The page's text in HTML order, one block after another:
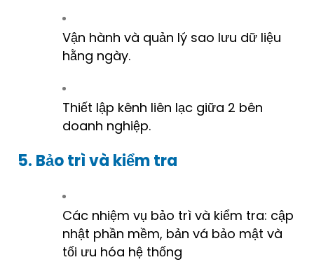
Vận hành và quản lý sao lưu dữ liệu
hằng ngày.
Thiết lập kênh liên lạc giữa 2 bên
doanh nghiệp.
5. Bảo trì và kiểm tra
Các nhiệm vụ bảo trì và kiểm tra: cập
nhật phần mềm, bản vá bảo mật và
tối ưu hóa hệ thống